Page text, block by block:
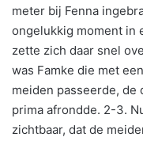
meter bij Fenna
ongelukkig moment in
zette zich daar snel
was Famke die met
meiden passeerde, de
prima afrondde. 2-3.
zichtbaar, dat de